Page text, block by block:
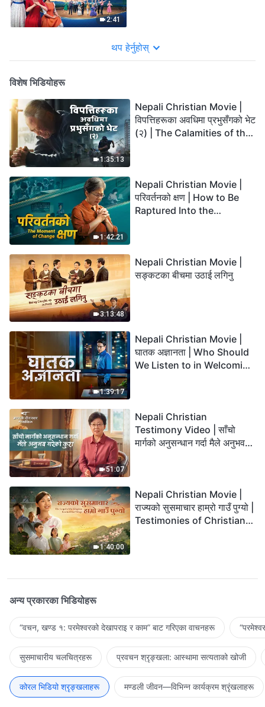
2:41
थप हेर्नुहोस्
विशेष भिडियोहरू
1:35:13
Nepali Christian Movie |
विपत्तिहरूका अवधिमा प्रभुसँगको भेट
(२) | The Calamities of the
1:42:21
Nepali Christian Movie |
परिवर्तनको क्षण | How to Be
Raptured Into the
3:13:48
Nepali Christian Movie |
सङ्कटका बीचमा उठाई लगिनु
1:39:17
Nepali Christian Movie |
घातक अज्ञानता | Who Should
We Listen to in Welcoming
51:07
Nepali Christian
Testimony Video | साँचो
मार्गको अनुसन्धान गर्दा मैले अनुभव
1:40:00
Nepali Christian Movie |
राज्यको सुसमाचार हाम्रो गाउँ पुग्यो |
Testimonies of Christians
अन्य प्रकारका भिडियोहरू
“वचन, खण्ड १: परमेश्‍वरको देखापराइ र काम” बाट गरिएका वाचनहरू
सुसमाचारीय चलचित्रहरू प्रवचन श्रृङ्खला: आस्थामा सत्यताको खोजी
कोरल भिडियो श्रृङ्खलाहरू मण्डली जीवन—विभिन्‍न कार्यक्रम श्रृंखलाहरू